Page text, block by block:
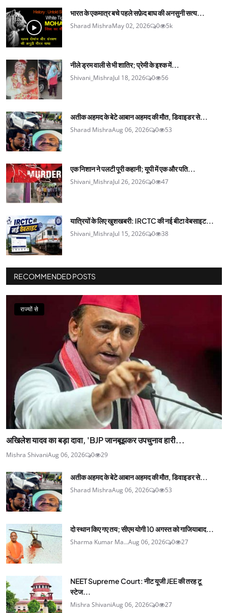
भारत के एकमात्र बचे पहले सफ़ेद बाघ की अनसुनी सत्य...
Sharad MishraMay 02, 2026 0 5k
नीले ड्रम वाली से भी शातिर; प्रेमी के इश्‍क में...
Shivani_MishraJul 18, 2026 0 56
अतीक अहमद के बेटे आबान अहमद की मौत, डिवाइडर से...
Sharad MishraAug 06, 2026 0 53
एक निशान ने पलटी पूरी कहानी; यूपी में एक और पति...
Shivani_MishraJul 26, 2026 0 47
यात्रियों के लिए खुशखबरी: IRCTC की नई बीटा वेबसाइट...
Shivani_MishraJul 15, 2026 0 38
RECOMMENDED POSTS
राज्यों से
अखिलेश यादव का बड़ा दावा, 'BJP जानबूझकर उपचुनाव हारी...
Mishra ShivaniAug 06, 2026 0 29
अतीक अहमद के बेटे आबान अहमद की मौत, डिवाइडर से...
Sharad MishraAug 06, 2026 0 53
दो स्थान किए गए तय; सीएम योगी 10 अगस्त को गाजियाबाद...
Sharma Kumar Ma...Aug 06, 2026 0 27
NEET Supreme Court: नीट यूजी JEE की तरह टू
स्टेज...
Mishra ShivaniAug 06, 2026 0 27